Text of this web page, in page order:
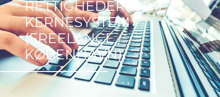
RETTIGHEDER I NYT
KERNESYSTEM
(FREELANCE /
KØBENHAVN)